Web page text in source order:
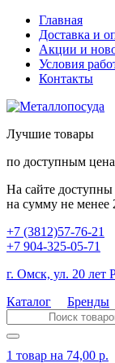
Главная
Доставка и
Акции и
Условия
Контакты
Лучшие товары
по доступным
На сайте доступны
на сумму не менее
+7 (3812)57-76-21
+7 904-325-05-71
г. Омск, ул. 20
Каталог
Бренды
1 товар на 74,00 р.